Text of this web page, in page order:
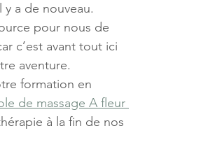
y a de nouveau.
pour nous de
c’est avant tout ici
aventure.
formation en
de massage A fleur
à la fin de nos